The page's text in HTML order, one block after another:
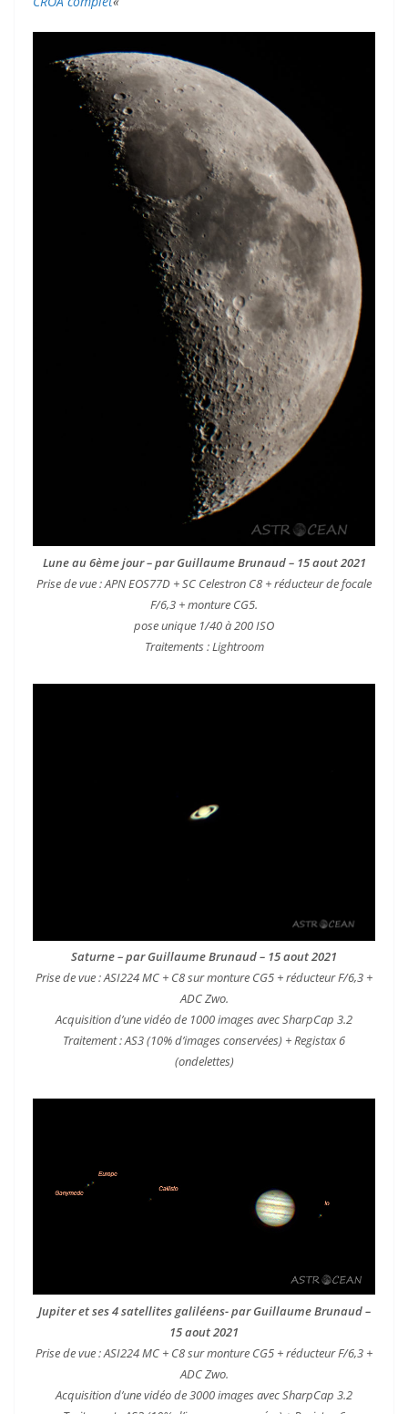
Lune au 6ème jour – par Guillaume Brunaud – 15 aout 2021
Prise de vue : APN EOS77D + SC Celestron C8 + réducteur de focale
F/6,3 + monture CG5.
pose unique 1/40 à 200 ISO
Traitements : Lightroom
Saturne – par Guillaume Brunaud – 15 aout 2021
Prise de vue : ASI224 MC + C8 sur monture CG5 + réducteur F/6,3 +
ADC Zwo.
Acquisition d’une vidéo de 1000 images avec SharpCap 3.2
Traitement : AS3 (10% d’images conservées) + Registax 6
(ondelettes)
Jupiter et ses 4 satellites galiléens- par Guillaume Brunaud –
15 aout 2021
Prise de vue : ASI224 MC + C8 sur monture CG5 + réducteur F/6,3 +
ADC Zwo.
Acquisition d’une vidéo de 3000 images avec SharpCap 3.2